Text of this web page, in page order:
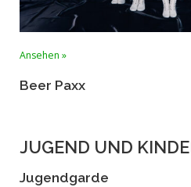
Ansehen »
Beer Paxx
JUGEND UND
Jugendgarde